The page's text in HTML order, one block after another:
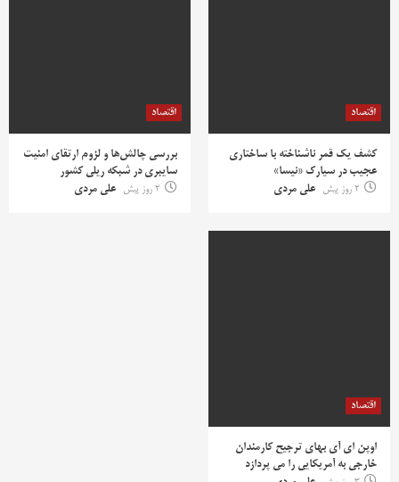
اقتصاد
کشف یک قمر ناشناخته با ساختاری
عجیب در سیارک «نیسا»
2 روز پیش
علی مردی
اقتصاد
بررسی چالش‌ها و لزوم ارتقای امنیت
سایبری در شبکه ریلی کشور
2 روز پیش
علی مردی
اقتصاد
اوپن ای آی بهای ترجیح کارمندان
خارجی به آمریکایی را می پردازد